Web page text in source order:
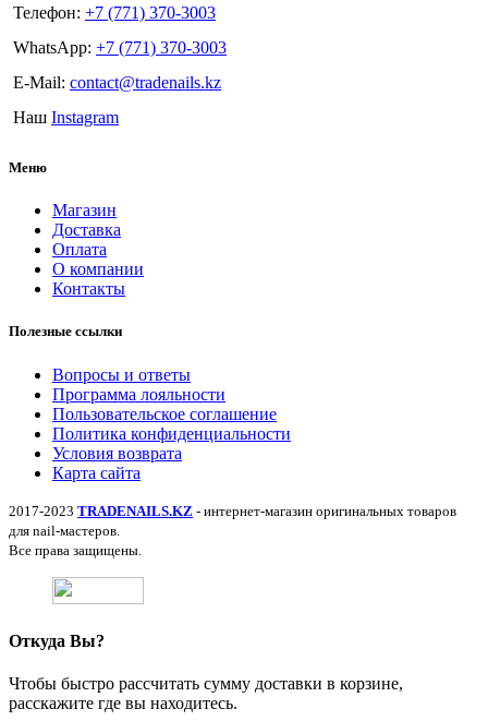
Телефон: +7 (771) 370-3003
WhatsApp: +7 (771) 370-3003
E-Mail: contact@tradenails.kz
Наш Instagram
Меню
Магазин
Доставка
Оплата
О компании
Контакты
Полезные ссылки
Вопросы и ответы
Программа лояльности
Пользовательское соглашение
Политика конфиденциальности
Условия возврата
Карта сайта
2017-2023 TRADENAILS.KZ - интернет-магазин оригинальных товаров
для nail-мастеров.
Все права защищены.
Откуда Вы?
Чтобы быстро рассчитать сумму доставки в корзине,
расскажите где вы находитесь.